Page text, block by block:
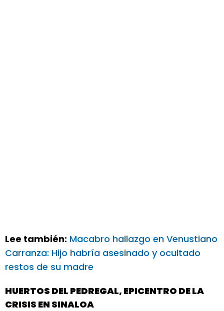
Lee también: Macabro hallazgo en Venustiano
Carranza: Hijo habría asesinado y ocultado
restos de su madre
HUERTOS DEL PEDREGAL, EPICENTRO DE LA
CRISIS EN SINALOA